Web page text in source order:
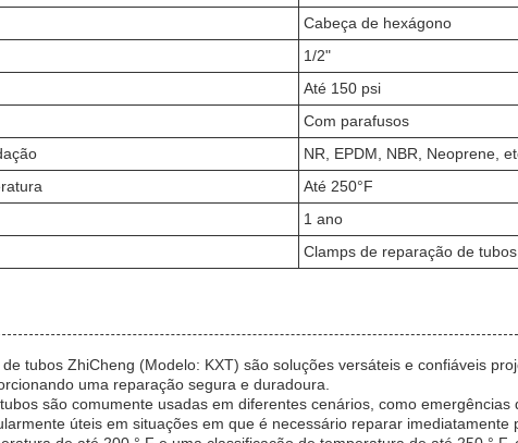
Cabeça de hexágono
1/2"
Até 150 psi
Com parafusos
NR, EPDM, NBR, Neoprene,
Até 250°F
1 ano
Clamps de reparação de
tubos ZhiCheng (Modelo: KXT) são soluções versáteis e confiáveis
uma reparação segura e duradoura.
são comumente usadas em diferentes cenários, como
úteis em situações em que é necessário reparar imediatamente